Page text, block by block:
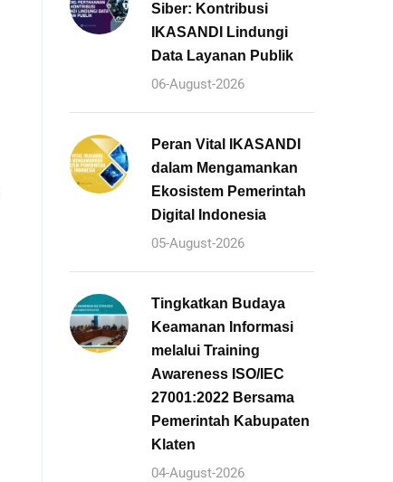
Siber: Kontribusi
IKASANDI Lindungi
Data Layanan Publik
06-August-2026
Peran Vital IKASANDI
dalam Mengamankan
Ekosistem Pemerintah
Digital Indonesia
05-August-2026
Tingkatkan Budaya
Keamanan Informasi
melalui Training
Awareness ISO/IEC
27001:2022 Bersama
Pemerintah Kabupaten
Klaten
04-August-2026